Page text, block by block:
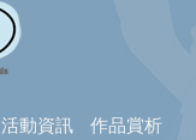
活動資訊 作品賞析